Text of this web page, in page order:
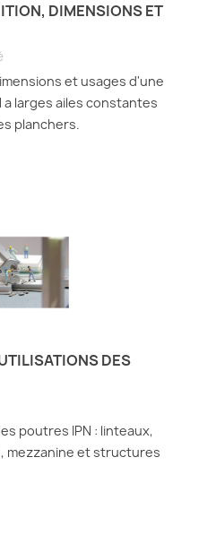
DIMENSIONS ET
et usages d'une
a larges ailes constantes
planchers.
DES
poutres IPN : linteaux,
mezzanine et structures